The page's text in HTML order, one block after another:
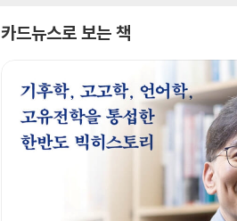
카드뉴스로 보는 책